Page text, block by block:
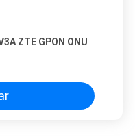
ZTE GPON ONU